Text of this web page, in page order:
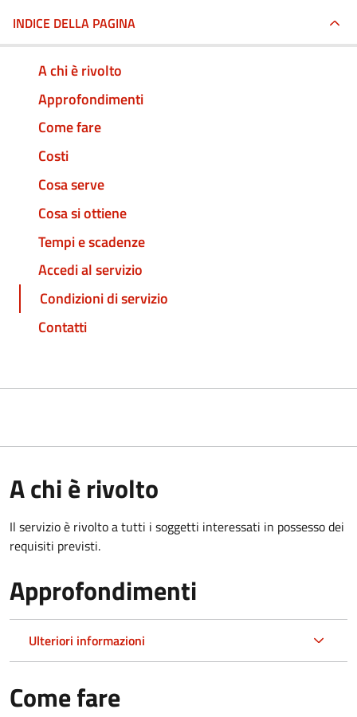
INDICE DELLA PAGINA
A chi è rivolto
Approfondimenti
Come fare
Costi
Cosa serve
Cosa si ottiene
Tempi e scadenze
Accedi al servizio
Condizioni di servizio
Contatti
A chi è rivolto
Il servizio è rivolto a tutti i soggetti interessati in possesso dei
requisiti previsti.
Approfondimenti
Ulteriori informazioni
Come fare